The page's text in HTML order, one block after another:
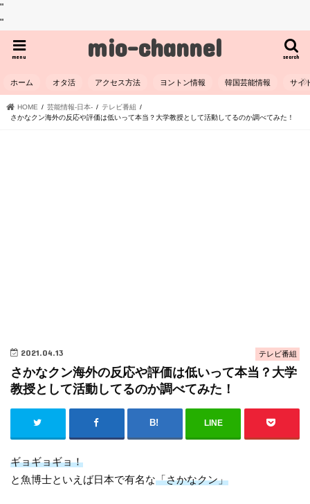
"
"
mio-channel search
menu
ホーム オタ活 アクセス方法 ヨントン情報 韓国芸能情報 サイ
HOME 芸能情報-日本-
テレビ番組
さかなクン海外の反応や評価は低いって本当？大学教授として活動してるのか調べてみた！
テレビ番組
2021.04.13
さかなクン海外の反応や評価は低いって本当？大学
教授として活動してるのか調べてみた！
LINE
ギョギョギョ！
と魚博士といえば日本で有名な「さかなクン」